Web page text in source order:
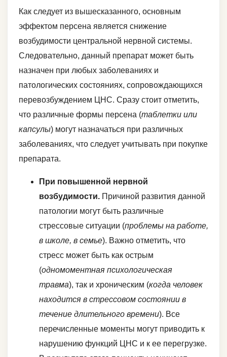
Как следует из вышесказанного, основным
эффектом персена является снижение
возбудимости центральной нервной системы.
Следовательно, данный препарат может быть
назначен при любых заболеваниях и
патологических состояниях, сопровождающихся
перевозбуждением ЦНС. Сразу стоит отметить,
что различные формы персена (таблетки или
капсулы) могут назначаться при различных
заболеваниях, что следует учитывать при покупке
препарата.
При повышенной нервной
возбудимости. Причиной развития данной
патологии могут быть различные
стрессовые ситуации (проблемы на работе,
в школе, в семье). Важно отметить, что
стресс может быть как острым
(одномоментная психологическая
травма), так и хроническим (когда человек
находится в стрессовом состоянии в
течение длительного времени). Все
перечисленные моменты могут приводить к
нарушению функций ЦНС и к ее перегрузке.